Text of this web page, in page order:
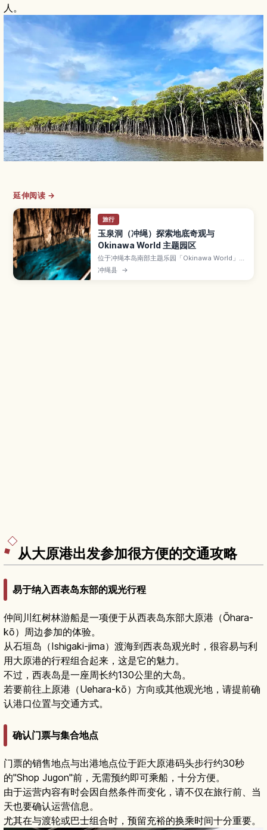
人。
延伸阅读 →
旅行
玉泉洞（冲绳）探索地底奇观与
Okinawa World 主题园区
位于冲绳本岛南部主题乐园「Okinawa World」内
的玉泉洞，是全长超过5公里、其中约890米对游
客开放的巨大钟乳石洞。本文介绍数量惊人的钟乳
冲绳县 →
从大原港出发参加很方便的交通攻略
易于纳入西表岛东部的观光行程
仲间川红树林游船是一项便于从西表岛东部大原港（Ōhara-
kō）周边参加的体验。
从石垣岛（Ishigaki-jima）渡海到西表岛观光时，很容易与利
用大原港的行程组合起来，这是它的魅力。
不过，西表岛是一座周长约130公里的大岛。
若要前往上原港（Uehara-kō）方向或其他观光地，请提前确
认港口位置与交通方式。
确认门票与集合地点
门票的销售地点与出港地点位于距大原港码头步行约30秒
的"Shop Jugon"前，无需预约即可乘船，十分方便。
由于运营内容有时会因自然条件而变化，请不仅在旅行前、当
天也要确认运营信息。
尤其在与渡轮或巴士组合时，预留充裕的换乘时间十分重要。